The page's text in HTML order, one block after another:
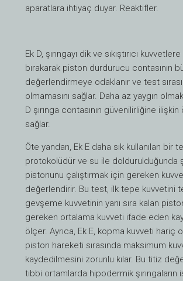
aparatlara ihtiyaç duyar. Reaktifler.
Ek D, şırıngayı dik ve sıkıştırıcı
bırakarak piston durdurucu contasının
değerlendirmeye odaklanır ve test
olmamasını sağlar. Daha az yaygın
D şırınga contasının güvenilirliğine
sağlar.
Öte yandan, Ek E daha sık kullanılan bir
protokolüdür ve su ile doldurulduğunda
pistonunu çalıştırmak için gereken
değerlendirir. Bu test, ilk tepe kuvvetini
gevşeme kuvvetinin yanı sıra kalan
gereken ortalama kuvveti ifade eden
ölçer. Ayrıca, Ek E, kopma kuvveti hariç
piston hareketi sırasında maksimum
kaydedilmesini zorunlu kılar. Bu titiz
tıbbi ortamlarda hipodermik şırıngaların